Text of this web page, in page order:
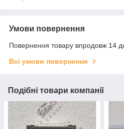
Умови повернення
Повернення товару впродовж 14
Всі умови повернення
Подібні товари компанії